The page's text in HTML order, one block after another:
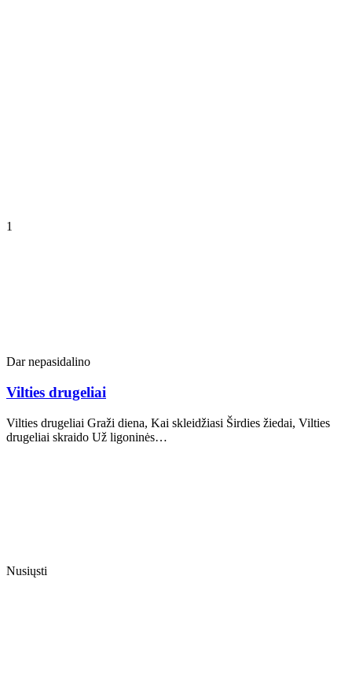
1
Dar nepasidalino
Vilties drugeliai
Vilties drugeliai Graži diena, Kai skleidžiasi Širdies žiedai, Vilties
drugeliai skraido Už ligoninės…
Nusiųsti